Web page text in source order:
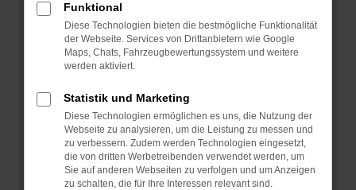
Wir suchen zur Verstärkung unseres Teams in Celle,
Braunschweig und Wolfenbüttel eine*n
Mechatroniker*in.
erfolgreiche Zukunft gestellt. An 4 Standorten
beschäftigt die Härtel & Kaiser Gruppe über 130
Mitarbeiter (m/w/d). Als mittelständisches
Unternehmen laden wir Sie ein, Teil unserer
Erfolgsgeschichte zu werden.
Funktional
Diese Technologien bieten die bestmögliche Funktionalität
der Webseite. Services von Drittanbietern wie Google
Maps, Chats, Fahrzeugbewertungssystem und weitere
werden aktiviert.
Statistik und Marketing
Diese Technologien ermöglichen es uns, die Nutzung der
Webseite zu analysieren, um die Leistung zu messen und
zu verbessern. Zudem werden Technologien eingesetzt,
die von dritten Werbetreibenden verwendet werden, um
Sie auf anderen Webseiten zu verfolgen und um Anzeigen
zu schalten, die für Ihre Interessen relevant sind.